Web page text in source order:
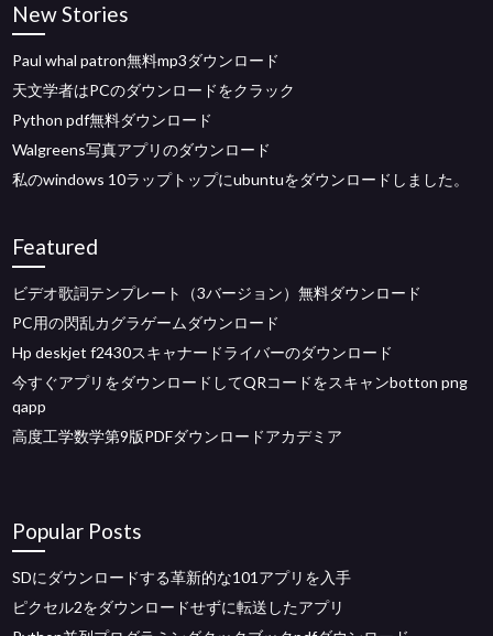
New Stories
Paul whal patron無料mp3ダウンロード
天文学者はPCのダウンロードをクラック
Python pdf無料ダウンロード
Walgreens写真アプリのダウンロード
私のwindows 10ラップトップにubuntuをダウンロードしました。
Featured
ビデオ歌詞テンプレート（3バージョン）無料ダウンロード
PC用の閃乱カグラゲームダウンロード
Hp deskjet f2430スキャナードライバーのダウンロード
今すぐアプリをダウンロードしてQRコードをスキャンbotton png
qapp
高度工学数学第9版PDFダウンロードアカデミア
Popular Posts
SDにダウンロードする革新的な101アプリを入手
ピクセル2をダウンロードせずに転送したアプリ